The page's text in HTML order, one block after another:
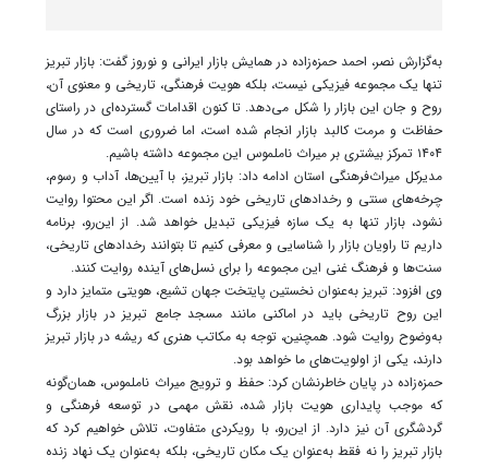
به‌گزارش نصر، احمد حمزه‌زاده در همایش بازار ایرانی و نوروز گفت: بازار تبریز
تنها یک مجموعه فیزیکی نیست، بلکه هویت فرهنگی، تاریخی و معنوی آن،
روح و جان این بازار را شکل می‌دهد. تا کنون اقدامات گسترده‌ای در راستای
حفاظت و مرمت کالبد بازار انجام شده است، اما ضروری است که در سال
۱۴۰۴ تمرکز بیشتری بر میراث ناملموس این مجموعه داشته باشیم.
مدیرکل میراث‌فرهنگی استان ادامه داد: بازار تبریز، با آیین‌ها، آداب و رسوم،
چرخه‌های سنتی و رخدادهای تاریخی خود زنده است. اگر این محتوا روایت
نشود، بازار تنها به یک سازه فیزیکی تبدیل خواهد شد. از این‌رو، برنامه
داریم تا راویان بازار را شناسایی و معرفی کنیم تا بتوانند رخدادهای تاریخی،
سنت‌ها و فرهنگ غنی این مجموعه را برای نسل‌های آینده روایت کنند.
وی افزود: تبریز به‌عنوان نخستین پایتخت جهان تشیع، هویتی متمایز دارد و
این روح تاریخی باید در اماکنی مانند مسجد جامع تبریز در بازار بزرگ
به‌وضوح روایت شود. همچنین، توجه به مکاتب هنری که ریشه در بازار تبریز
دارند، یکی از اولویت‌های ما خواهد بود.
حمزه‌زاده در پایان خاطرنشان کرد: حفظ و ترویج میراث ناملموس، همان‌گونه
که موجب پایداری هویت بازار شده، نقش مهمی در توسعه فرهنگی و
گردشگری آن نیز دارد. از این‌رو، با رویکردی متفاوت، تلاش خواهیم کرد که
بازار تبریز را نه فقط به‌عنوان یک مکان تاریخی، بلکه به‌عنوان یک نهاد زنده